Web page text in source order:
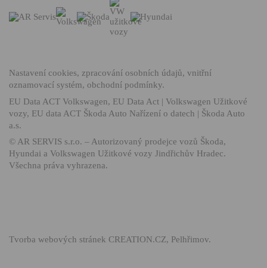
Nastavení cookies, zpracování osobních údajů, vnitřní
oznamovací systém, obchodní podmínky.
EU Data ACT Volkswagen, EU Data Act | Volkswagen Užitkové
vozy, EU data ACT Škoda Auto Nařízení o datech | Škoda Auto
a.s.
© AR SERVIS s.r.o. – Autorizovaný prodejce vozů Škoda,
Hyundai a Volkswagen Užitkové vozy Jindřichův Hradec.
Všechna práva vyhrazena.
Tvorba webových stránek CREATION.CZ, Pelhřimov.